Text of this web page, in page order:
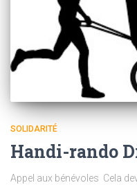
SOLIDARITÉ
Handi-rando
Appel aux bénévoles Cela